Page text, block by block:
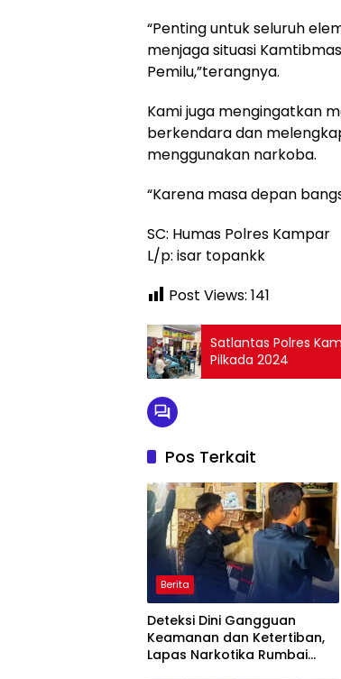
“Penting untuk seluruh
menjaga situasi
Pemilu,”terangnya.
Kami juga mengingatkan
berkendara dan
menggunakan narkoba.
“Karena masa depan
SC: Humas Polres Kampar
L/p: isar topankk
Post Views: 141
Satlantas Polres
Pilkada 2024
Pos Terkait
Berita
Deteksi Dini Gangguan
Keamanan dan Ketertiban,
Lapas Narkotika Rumbai